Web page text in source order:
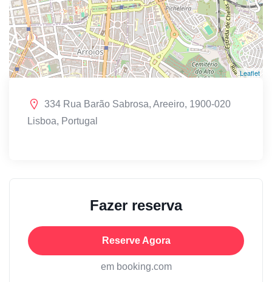
Leaflet
334 Rua Barão Sabrosa, Areeiro, 1900-020
Lisboa, Portugal
Fazer reserva
Reserve Agora
em booking.com